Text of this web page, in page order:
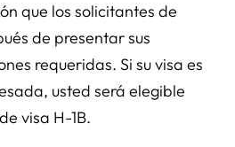
que los solicitantes de
de presentar sus
requeridas. Si su visa es
usted será elegible
visa H-1B.